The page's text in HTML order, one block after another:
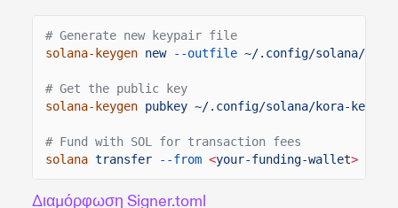
# Generate new keypair file
solana-keygen new --outfile ~/.config/solana/
# Get the public key
solana-keygen pubkey ~/.config/solana/kora-
# Fund with SOL for transaction fees
solana transfer --from <your-funding-wallet> <
Διαμόρφωση Signer.toml